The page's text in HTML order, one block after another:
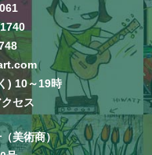
) 10～19時
セス
美術商）